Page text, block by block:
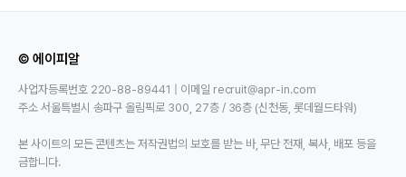
© 에이피알
사업자등록번호 220-88-89441 | 이메일 recruit@apr-in.com
주소 서울특별시 송파구 올림픽로 300, 27층 / 36층 (신천동, 롯데월드타워)
본 사이트의 모든 콘텐츠는 저작권법의 보호를 받는 바, 무단 전재, 복사, 배포 등을
금합니다.